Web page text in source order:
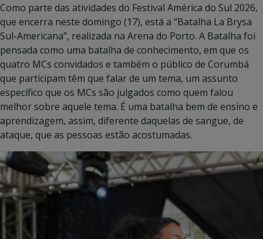
Como parte das atividades do Festival América do Sul 2026,
que encerra neste domingo (17), está a “Batalha La Brysa
Sul-Americana”, realizada na Arena do Porto. A Batalha foi
pensada como uma batalha de conhecimento, em que os
quatro MCs convidados e também o público de Corumbá
que participam têm que falar de um tema, um assunto
específico que os MCs são julgados como quem falou
melhor sobre aquele tema. É uma batalha bem de ensino e
aprendizagem, assim, diferente daquelas de sangue, de
ataque, que as pessoas estão acostumadas.